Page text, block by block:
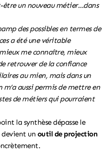
être un nouveau métier…dans
des possibles en termes de
a été une véritable
me connaître, mieux
retrouver de la confiance
au mien, mais dans un
aussi permis de mettre en
de métiers qui pourraient
la synthèse dépasse le
un outil de projection